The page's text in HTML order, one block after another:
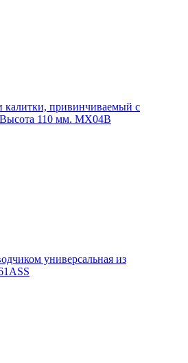
калитки, привинчиваемый с
110 мм. MX04B
универсальная из